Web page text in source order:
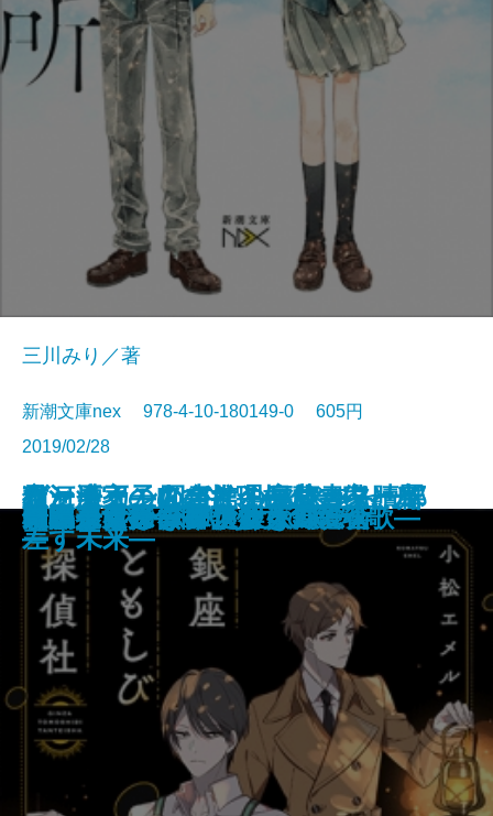
人ノ町
ケーキ王子の名推理(スペシャリ
テ)4
神獣の都―京都四神異譚録―
猫河原家の人びと―探偵一家、ハ
ワイ謎解きリゾート―
夢と魔法の国のリドル
BUG 広域警察極秘捜査班
きみの世界に、青が鳴る
流星の下で、君は二度死ぬ
ヴァチカン図書館の裏蔵書―贖罪
の十字架―
君と読む場所
三川みり／著
新潮文庫nex 978-4-10-180149-0 605円
2019/02/28
銀座ともしび探偵社
君と漕ぐ―ながとろ高校カヌー部
―
夜と会う。III―もう一人の僕と光
差す未来―
東京タワー・レストラン
田嶋春にはなりたくない
昭和少女探偵團
朝比奈うさぎの謎解き錬愛術
レトロゲームファクトリー
スクールカースト殺人同窓会
奇譚蒐集録―弔い少女の鎮魂歌―